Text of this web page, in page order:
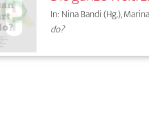
In: Nina Bandi (Hg.),
do?